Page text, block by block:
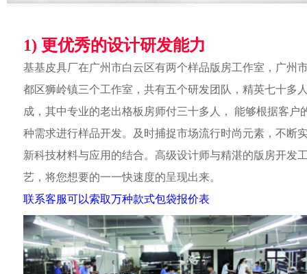
1) 更优秀的设计研发能力
基基皮具厂在广州市白云区有两个样品版房工作室，广州
都区狮岭镇三个工作室，共有五个研发团队，精英七十多
成，其中专业的老出格板房师付三十多人， 能够根据客户
种需求进行样品开发。及时捕捉市场流行时尚元素，不断
新科技材料与应用的结合。高级设计师与精湛的版房开发
艺，将您想要的一一快速度的呈现出来。
联系客服可以索取万种款式包袋报价表